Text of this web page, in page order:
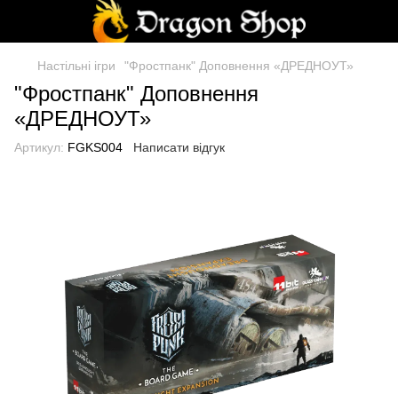
Настільні ігри "Фростпанк" Доповнення «ДРЕДНОУТ»
"Фростпанк" Доповнення
«ДРЕДНОУТ»
Артикул: FGKS004 Написати відгук